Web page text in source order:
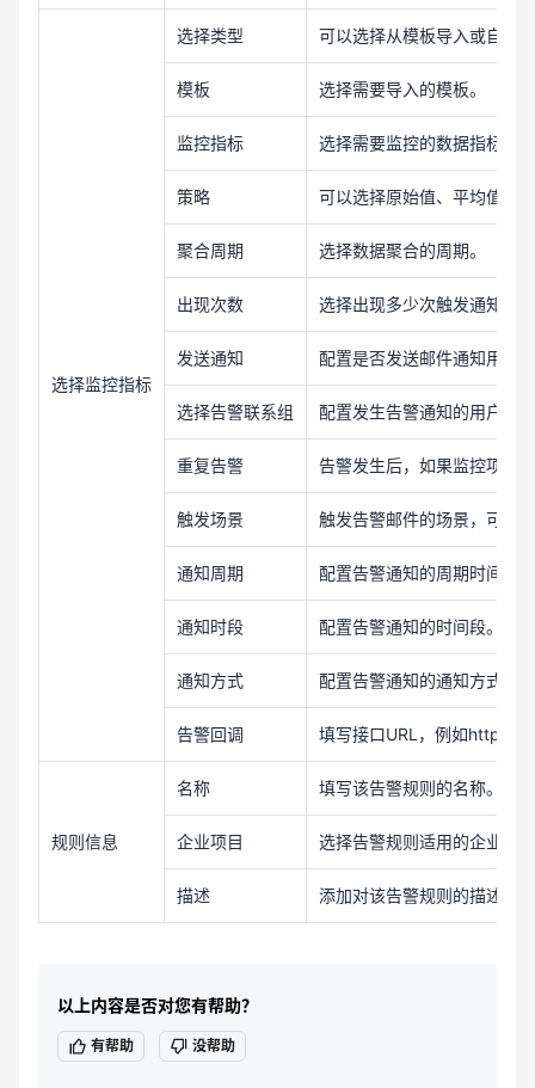
选择监控指标
选择类型 可以选择从模板导入或自定
模板 选择需要导入的模板。
监控指标 选择需要监控的数据指标。
策略 可以选择原始值、平均值、
聚合周期 选择数据聚合的周期。
出现次数 选择出现多少次触发通知。
发送通知 配置是否发送邮件通知用户
选择告警联系组 配置发生告警通知的用户组。
重复告警 告警发生后，如果监控项未
触发场景 触发告警邮件的场景，可在
通知周期 配置告警通知的周期时间。
通知时段 配置告警通知的时间段。
通知方式 配置告警通知的通知方式，
告警回调 填写接口URL，例如
规则信息
名称 填写该告警规则的名称。
企业项目 选择告警规则适用的企业项
描述 添加对该告警规则的描述。
以上内容是否对您有帮助？
有帮助 没帮助